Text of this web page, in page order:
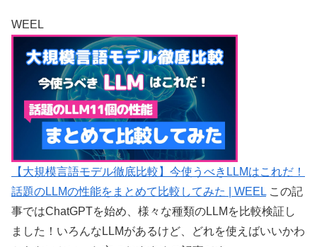
WEEL
【大規模言語モデル徹底比較】今使うべきLLMはこれだ！
話題のLLMの性能をまとめて比較してみた | WEEL この記
事ではChatGPTを始め、様々な種類のLLMを比較検証し
ました！いろんなLLMがあるけど、どれを使えばいいかわ